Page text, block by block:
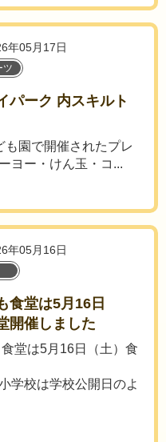
年05月17日
ツ
パーク 内スキルト
園で開催されたプレ
ヨー・けん玉・コ...
年05月16日
食堂は5月16日
開催しました
堂は5月16日（土）食
学校は学校公開日のよ